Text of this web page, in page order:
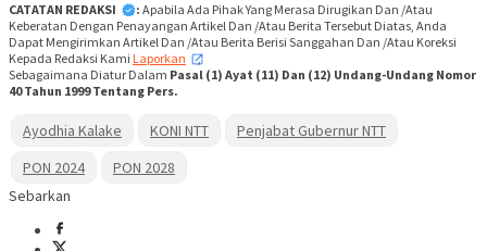
CATATAN REDAKSI : Apabila Ada Pihak Yang Merasa Dirugikan Dan /Atau
Keberatan Dengan Penayangan Artikel Dan /Atau Berita Tersebut Diatas, Anda
Dapat Mengirimkan Artikel Dan /Atau Berita Berisi Sanggahan Dan /Atau Koreksi
Kepada Redaksi Kami Laporkan
,
Sebagaimana Diatur Dalam Pasal (1) Ayat (11) Dan (12) Undang-Undang Nomor
40 Tahun 1999 Tentang Pers.
Ayodhia Kalake KONI NTT
Penjabat Gubernur NTT
PON 2024
PON 2028
Sebarkan